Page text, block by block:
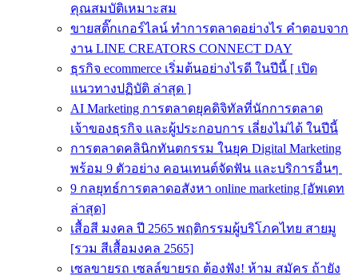
คุณสมบัติเหมาะสม
ขายสติ๊กเกอร์ไลน์ ทำการตลาดอย่างไร คำตอบจาก
งาน LINE CREATORS CONNECT DAY
ธุรกิจ ecommerce เริ่มต้นอย่างไรดี ในปีนี้ [ เปิด
แนวทางปฏิบัติ ล่าสุด ]
AI Marketing การตลาดยุคดิจิทัลที่นักการตลาด
เจ้าของธุรกิจ และผู้ประกอบการ เลี่ยงไม่ได้ ในปีนี้
การตลาดคลินิกทันตกรรม ในยุค Digital Marketing
พร้อม 9 ตัวอย่าง คอนเทนต์จัดฟัน และบริการอื่นๆ
9 กลยุทธ์การตลาดอสังหา online marketing [อัพเดท
ล่าสุด]
เสื้อสี มงคล ปี 2565 พฤติกรรมผู้บริโภคไทย สายมู
[รวม สีเสื้อมงคล 2565]
เซลขายรถ เซลล์ขายรถ ต้องฟัง! ห้าม สมัคร ถ้ายัง